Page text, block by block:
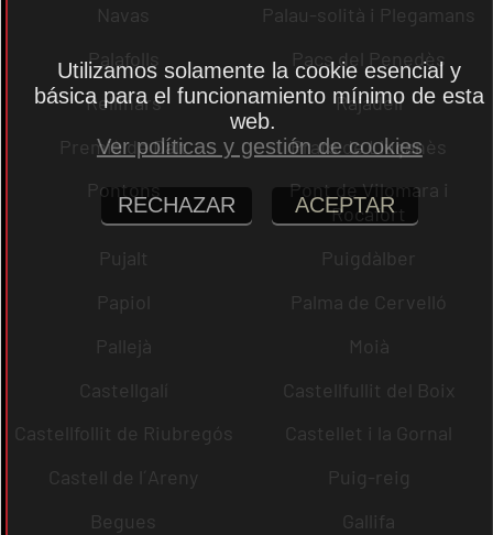
Navas
Palau-solità i Plegamans
Palafolls
Pacs del Penedès
Rellinars
Rajadell
Premià de Dalt
Prats de Lluçanès
Pontons
Pont de Vilomara i
Rocafort
Pujalt
Puigdàlber
Papiol
Palma de Cervelló
Pallejà
Moià
Castellgalí
Castellfullit del Boix
Castellfollit de Riubregós
Castellet i la Gornal
Castell de l´Areny
Puig-reig
Begues
Gallifa
Utilizamos solamente la cookie esencial y
básica para el funcionamiento mínimo de esta
web.
Ver políticas y gestión de cookies
RECHAZAR ACEPTAR